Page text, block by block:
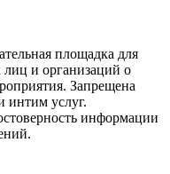
площадка для
и организаций о
Запрещена
интим услуг.
информации